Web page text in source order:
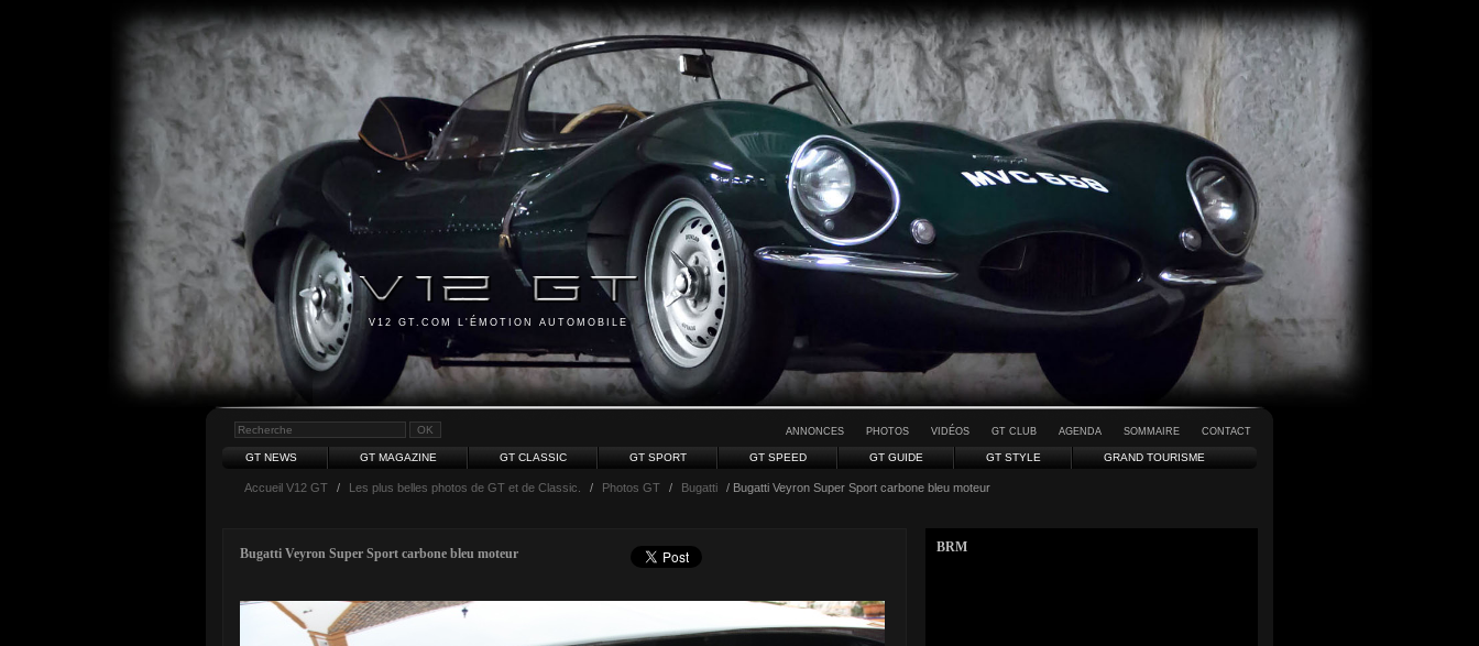
V12 GT.COM L'ÉMOTION AUTOMOBILE
ANNONCES PHOTOS VIDÉOS GT CLUB AGENDA SOMMAIRE CONTACT
GT NEWS GT MAGAZINE GT CLASSIC GT SPORT GT SPEED GT GUIDE GT STYLE GRAND TOURISME
Accueil V12 GT / Les plus belles photos de GT et de Classic. / Photos GT / Bugatti / Bugatti Veyron Super Sport carbone bleu moteur
Bugatti Veyron Super Sport carbone bleu moteur BRM